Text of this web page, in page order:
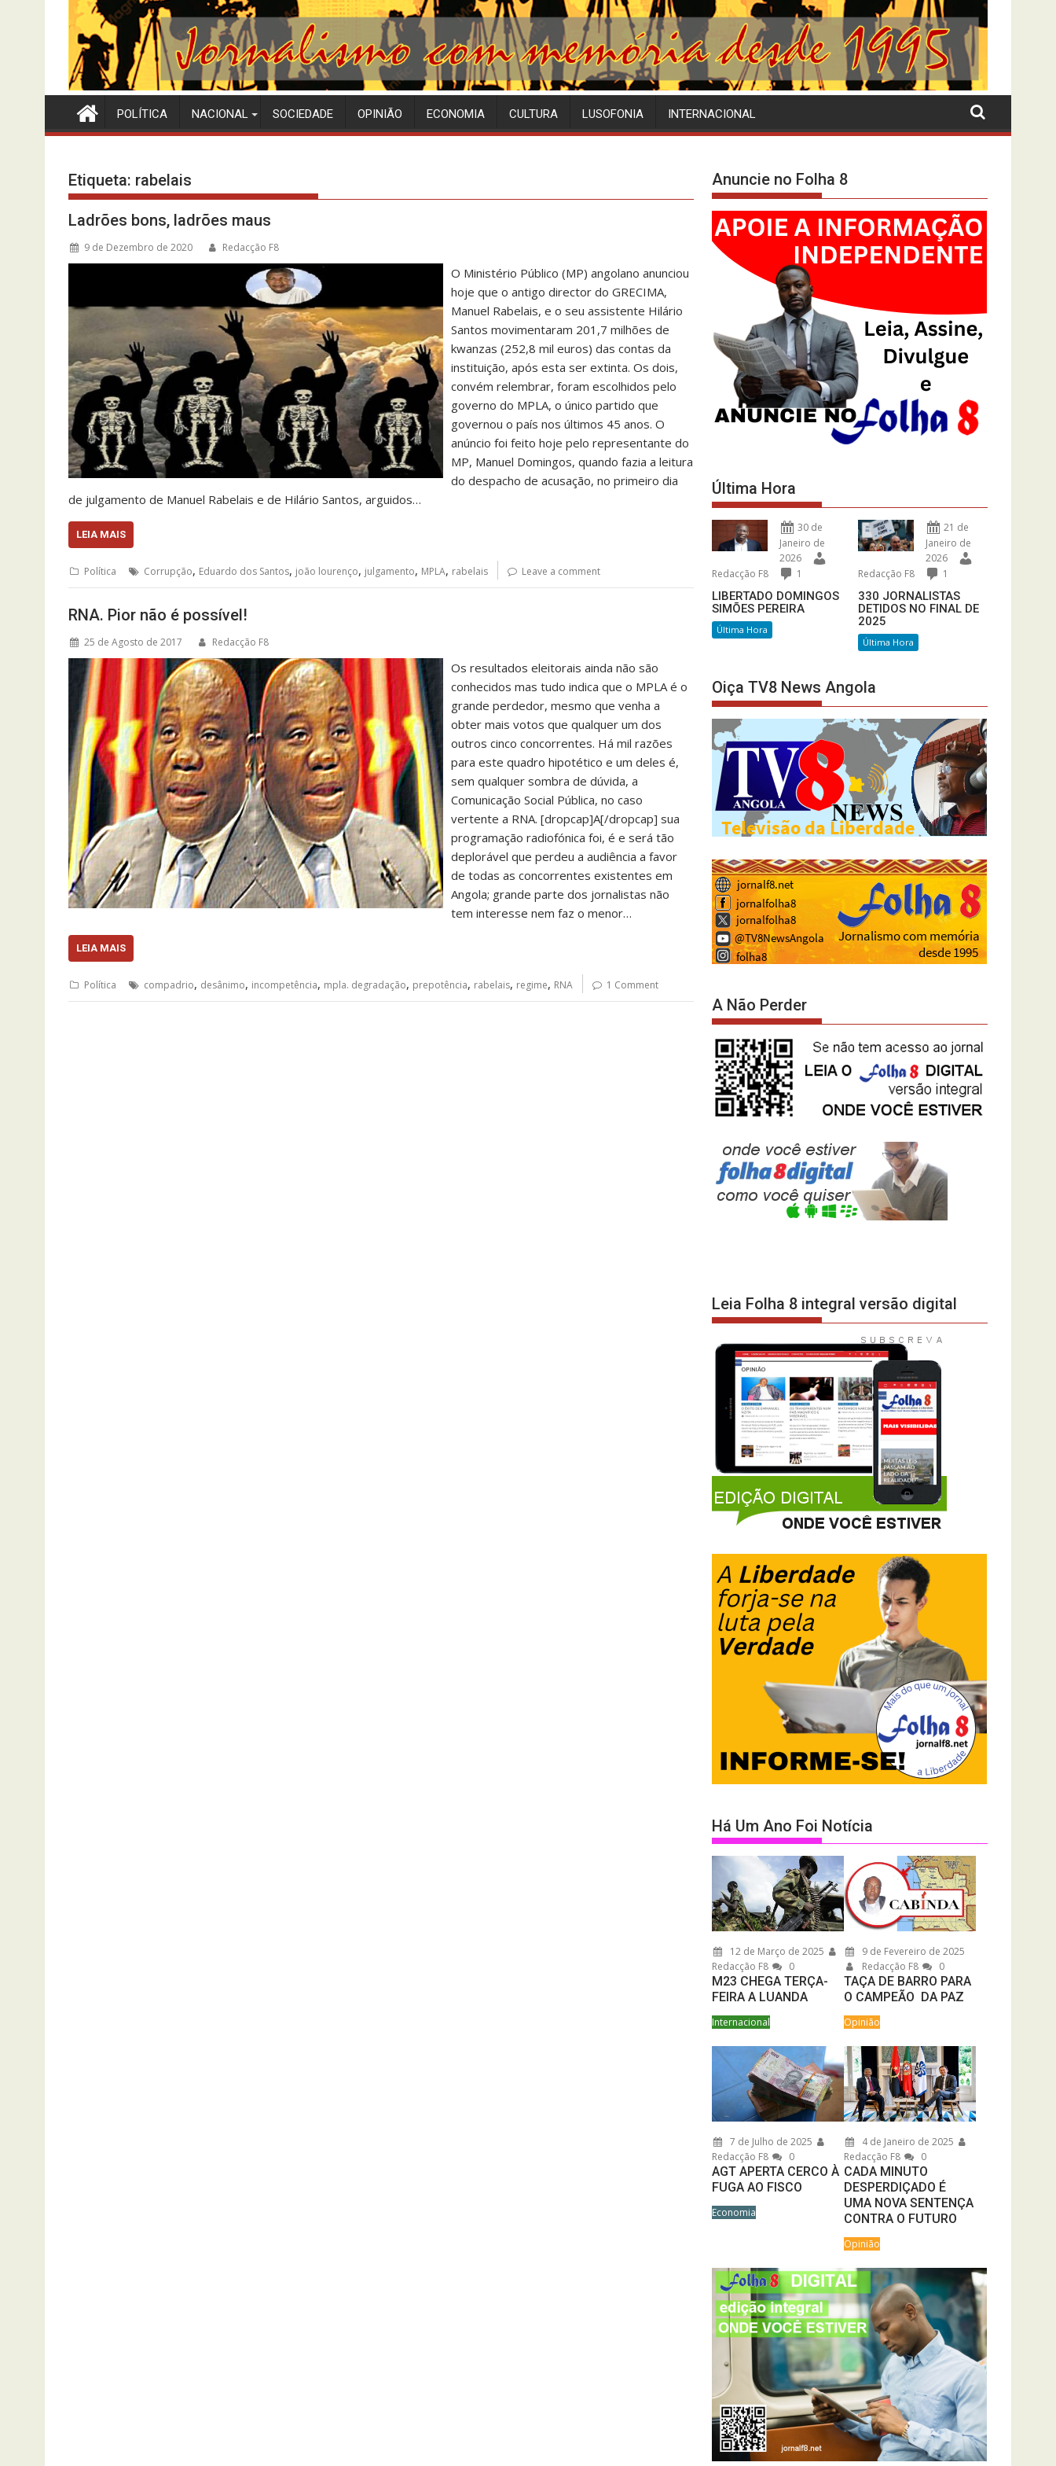
POLÍTICA NACIONAL SOCIEDADE OPINIÃO ECONOMIA CULTURA LUSOFONIA INTERNACIONAL
Etiqueta: rabelais
Ladrões bons, ladrões maus
9 de Dezembro de 2020 Redacção F8
O Ministério Público (MP) angolano anunciou
hoje que o antigo director do GRECIMA,
Manuel Rabelais, e o seu assistente Hilário
Santos movimentaram 201,7 milhões de
kwanzas (252,8 mil euros) das contas da
instituição, após esta ser extinta. Os dois,
convém relembrar, foram escolhidos pelo
governo do MPLA, o único partido que
governou o país nos últimos 45 anos. O
anúncio foi feito hoje pelo representante do
MP, Manuel Domingos, quando fazia a leitura
do despacho de acusação, no primeiro dia
de julgamento de Manuel Rabelais e de Hilário Santos, arguidos…
LEIA MAIS
Política Corrupção, Eduardo dos Santos, joão lourenço, julgamento, MPLA, rabelais Leave a comment
RNA. Pior não é possível!
25 de Agosto de 2017 Redacção F8
Os resultados eleitorais ainda não são
conhecidos mas tudo indica que o MPLA é o
grande perdedor, mesmo que venha a
obter mais votos que qualquer um dos
outros cinco concorrentes. Há mil razões
para este quadro hipotético e um deles é,
sem qualquer sombra de dúvida, a
Comunicação Social Pública, no caso
vertente a RNA. [dropcap]A[/dropcap] sua
programação radiofónica foi, é e será tão
deplorável que perdeu a audiência a favor
de todas as concorrentes existentes em
Angola; grande parte dos jornalistas não
tem interesse nem faz o menor…
LEIA MAIS
Política compadrio, desânimo, incompetência, mpla. degradação, prepotência, rabelais, regime, RNA 1 Comment
Anuncie no Folha 8
Última Hora
30 de
Janeiro de
2026
Redacção F8
1
LIBERTADO DOMINGOS
SIMÕES PEREIRA
Última Hora
21 de
Janeiro de
2026
Redacção F8
1
330 JORNALISTAS
DETIDOS NO FINAL DE
2025
Última Hora
Oiça TV8 News Angola
A Não Perder
Leia Folha 8 integral versão digital
Há Um Ano Foi Notícia
12 de Março de 2025
Redacção F8
0
M23 CHEGA TERÇA-
FEIRA A LUANDA
Internacional
9 de Fevereiro de 2025
Redacção F8
0
TAÇA DE BARRO PARA
O CAMPEÃO DA PAZ
Opinião
7 de Julho de 2025
Redacção F8
0
AGT APERTA CERCO À
FUGA AO FISCO
Economia
4 de Janeiro de 2025
Redacção F8
0
CADA MINUTO
DESPERDIÇADO É
UMA NOVA SENTENÇA
CONTRA O FUTURO
Opinião